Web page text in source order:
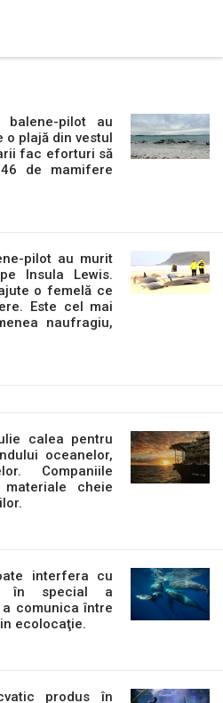
pilot au
o plajă din vestul
fac eforturi să
de mamifere
pilot au murit
Insula Lewis.
o femelă ce
Este cel mai
naufragiu,
calea pentru
oceanelor,
Companiile
cheie
interfera cu
în special a
comunica între
ecolocaţie.
produs în